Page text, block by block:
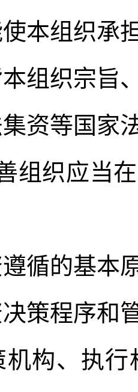
使本组织承
本组织宗旨
集资等国家
组织应当在
遵循的基本
决策程序和
机构、执